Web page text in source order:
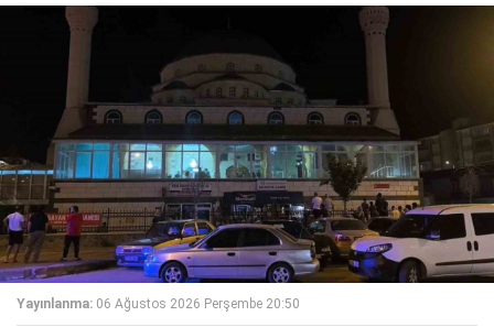
Yayınlanma: 06 Ağustos 2026 Perşembe 20:50